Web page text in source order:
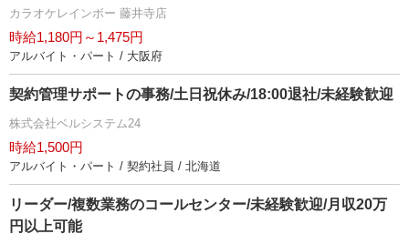
カラオケレインボー 藤井寺店
時給1,180円～1,475円
アルバイト・パート / 大阪府
契約管理サポートの事務/土日祝休み/18:00退社/未経験歓迎
株式会社ベルシステム24
時給1,500円
アルバイト・パート / 契約社員 / 北海道
リーダー/複数業務のコールセンター/未経験歓迎/月収20万
円以上可能